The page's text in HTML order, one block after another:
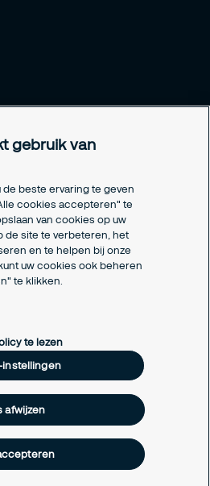
Nederland
gebruik van
beste ervaring te geven
cookies accepteren" te
van cookies op uw
de site te verbeteren, het
en te helpen bij onze
uw cookies ook beheren
te klikken.
te lezen
afwijzen